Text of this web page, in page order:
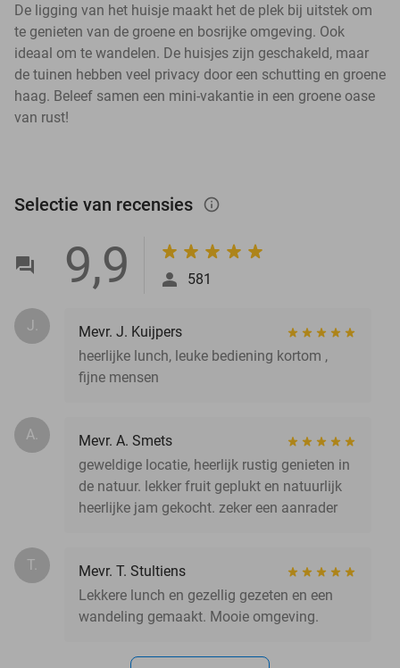
De ligging van het huisje maakt het de plek bij uitstek om
te genieten van de groene en bosrijke omgeving. Ook
ideaal om te wandelen. De huisjes zijn geschakeld, maar
de tuinen hebben veel privacy door een schutting en groene
haag. Beleef samen een mini-vakantie in een groene oase
van rust!
Selectie van recensies info_outlined
9,9 581
J.
Mevr. J. Kuijpers
heerlijke lunch, leuke bediening kortom ,
fijne mensen
A.
Mevr. A. Smets
geweldige locatie, heerlijk rustig genieten in
de natuur. lekker fruit geplukt en natuurlijk
heerlijke jam gekocht. zeker een aanrader
T.
Mevr. T. Stultiens
Lekkere lunch en gezellig gezeten en een
wandeling gemaakt. Mooie omgeving.